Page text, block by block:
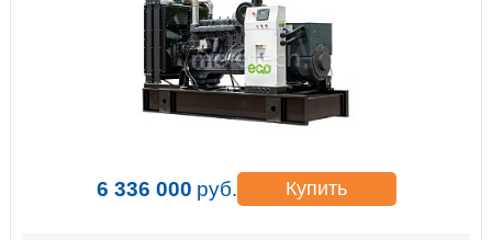
6 336 000 руб. Купить